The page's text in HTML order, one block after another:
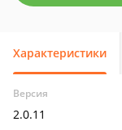
Характеристики
Версия
2.0.11